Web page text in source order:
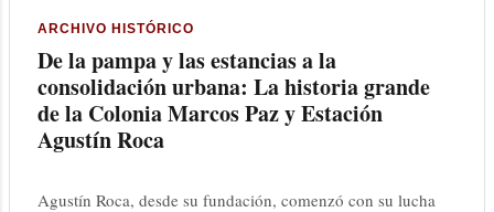
ARCHIVO HISTÓRICO
De la pampa y las estancias a la
consolidación urbana: La historia grande
de la Colonia Marcos Paz y Estación
Agustín Roca
Agustín Roca, desde su fundación, comenzó con su lucha